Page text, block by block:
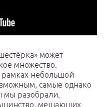
может
множество.
рамках небольшой
самые однако
мы разобрали.
мешающих